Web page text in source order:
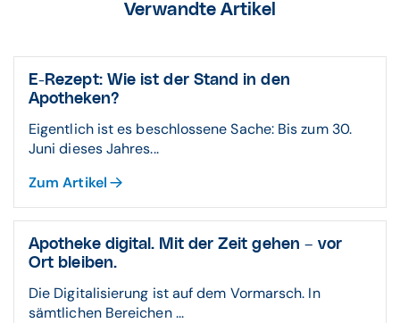
Verwandte Artikel
E-Rezept: Wie ist der Stand in den
Apotheken?
Eigentlich ist es beschlossene Sache: Bis zum 30.
Juni dieses Jahres...
Zum Artikel
Apotheke digital. Mit der Zeit gehen – vor
Ort bleiben.
Die Digitalisierung ist auf dem Vormarsch. In
sämtlichen Bereichen ...